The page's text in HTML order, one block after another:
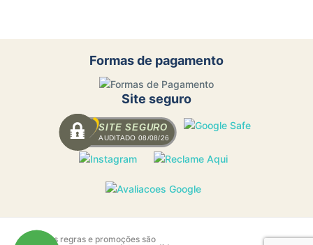
Formas de pagamento
Site seguro
SITE SEGURO
AUDITADO 08/08/26
Todas as regras e promoções são